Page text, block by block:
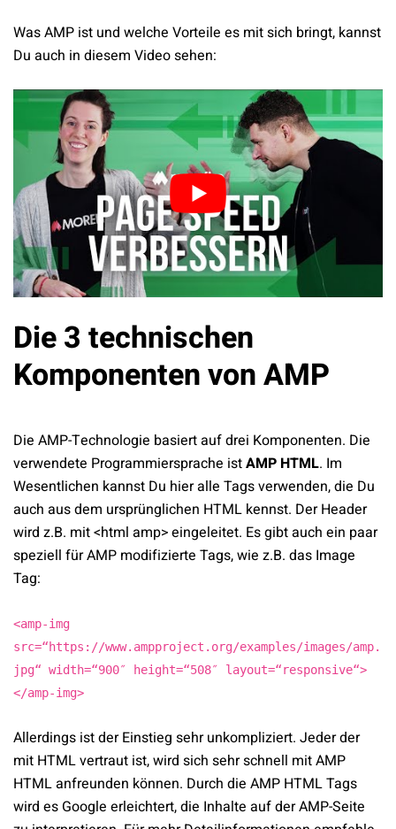
Was AMP ist und welche Vorteile es mit sich bringt, kannst
Du auch in diesem Video sehen:
Die 3 technischen
Komponenten von AMP
Die AMP-Technologie basiert auf drei Komponenten. Die
verwendete Programmiersprache istAMP HTML. Im
Wesentlichen kannst Du hier alle Tags verwenden, die Du
auch aus dem ursprünglichen HTML kennst. Der Header
wird z.B. mit <html amp> eingeleitet. Es gibt auch ein paar
speziell für AMP modifizierte Tags, wie z.B. das Image
Tag:
<amp-img
src=“https://www.ampproject.org/examples/images/amp.
jpg“ width=“900″ height=“508″ layout=“responsive“>
</amp-img>
Allerdings ist der Einstieg sehr unkompliziert. Jeder der
mit HTML vertraut ist, wird sich sehr schnell mit AMP
HTML anfreunden können. Durch die AMP HTML Tags
wird es Google erleichtert, die Inhalte auf der AMP-Seite